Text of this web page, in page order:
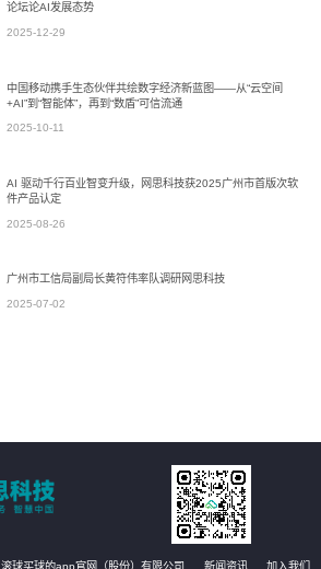
论坛论AI发展态势
2025-12-29
中国移动携手生态伙伴共绘数字经济新蓝图——从“云空间
+AI”到“智能体”，再到“数盾”可信流通
2025-10-11
AI 驱动千行百业智变升级，网思科技获2025广州市首版次软
件产品认定
2025-08-26
广州市工信局副局长黄符伟率队调研网思科技
2025-07-02